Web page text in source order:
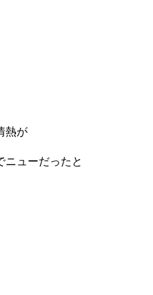
熱が
ニューだったと